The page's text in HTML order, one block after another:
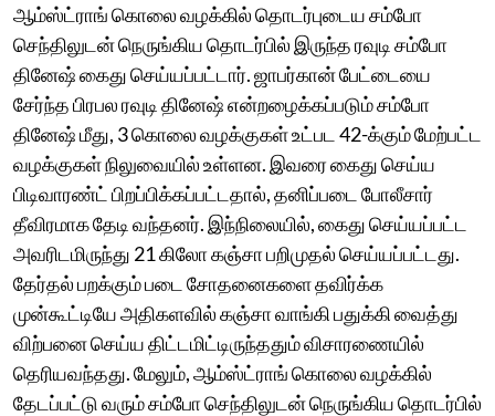
ஆம்ஸ்ட்ராங் கொலை வழக்கில் தொடர்புடைய சம்போ
செந்திலுடன் நெருங்கிய தொடர்பில் இருந்த ரவுடி சம்போ
தினேஷ் கைது செய்யப்பட்டார். ஜாபர்கான் பேட்டையை
சேர்ந்த பிரபல ரவுடி தினேஷ் என்றழைக்கப்படும் சம்போ
தினேஷ் மீது, 3 கொலை வழக்குகள் உட்பட 42-க்கும் மேற்பட்ட
வழக்குகள் நிலுவையில் உள்ளன. இவரை கைது செய்ய
பிடிவாரண்ட் பிறப்பிக்கப்பட்டதால், தனிப்படை போலீசார்
தீவிரமாக தேடி வந்தனர். இந்நிலையில், கைது செய்யப்பட்ட
அவரிடமிருந்து 21 கிலோ கஞ்சா பறிமுதல் செய்யப்பட்டது.
தேர்தல் பறக்கும் படை சோதனைகளை தவிர்க்க
முன்கூட்டியே அதிகளவில் கஞ்சா வாங்கி பதுக்கி வைத்து
விற்பனை செய்ய திட்டமிட்டிருந்ததும் விசாரணையில்
தெரியவந்தது. மேலும், ஆம்ஸ்ட்ராங் கொலை வழக்கில்
தேடப்பட்டு வரும் சம்போ செந்திலுடன் நெருங்கிய தொடர்பில்